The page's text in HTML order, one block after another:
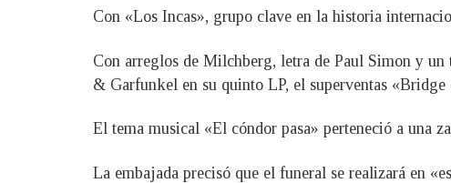
Con «Los Incas», grupo clave en la historia
Con arreglos de Milchberg, letra de Paul Simon y
& Garfunkel en su quinto LP, el superventas
El tema musical «El cóndor pasa» perteneció a una
La embajada precisó que el funeral se realizará en